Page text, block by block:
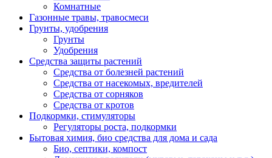
Комнатные
Газонные травы, травосмеси
Грунты, удобрения
Грунты
Удобрения
Средства защиты растений
Средства от болезней растений
Средства от насекомых, вредителей
Средства от сорняков
Средства от кротов
Подкормки, стимуляторы
Регуляторы роста, подкормки
Бытовая химия, био средства для дома и сада
Био, септики, компост